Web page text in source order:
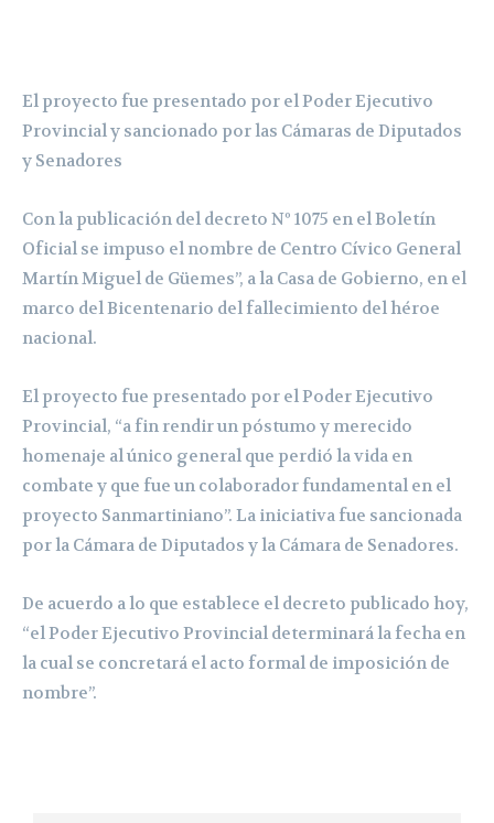
El proyecto fue presentado por el Poder Ejecutivo
Provincial y sancionado por las Cámaras de Diputados
y Senadores
Con la publicación del decreto Nº 1075 en el Boletín
Oficial se impuso el nombre de Centro Cívico General
Martín Miguel de Güemes”, a la Casa de Gobierno, en el
marco del Bicentenario del fallecimiento del héroe
nacional.
El proyecto fue presentado por el Poder Ejecutivo
Provincial, “a fin rendir un póstumo y merecido
homenaje al único general que perdió la vida en
combate y que fue un colaborador fundamental en el
proyecto Sanmartiniano”. La iniciativa fue sancionada
por la Cámara de Diputados y la Cámara de Senadores.
De acuerdo a lo que establece el decreto publicado hoy,
“el Poder Ejecutivo Provincial determinará la fecha en
la cual se concretará el acto formal de imposición de
nombre”.